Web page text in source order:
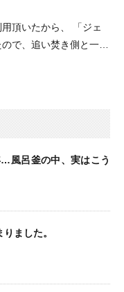
頂いたから、 「ジェ
で、追い焚き側と一…
…風呂釜の中、実はこう
ました。